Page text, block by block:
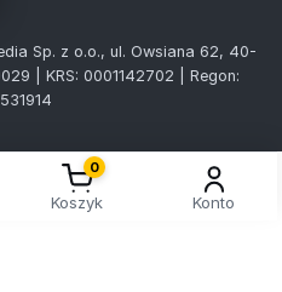
Sp. z o.o., ul. Owsiana 62, 40-
| KRS: 0001142702 | Regon:
0
Koszyk Konto